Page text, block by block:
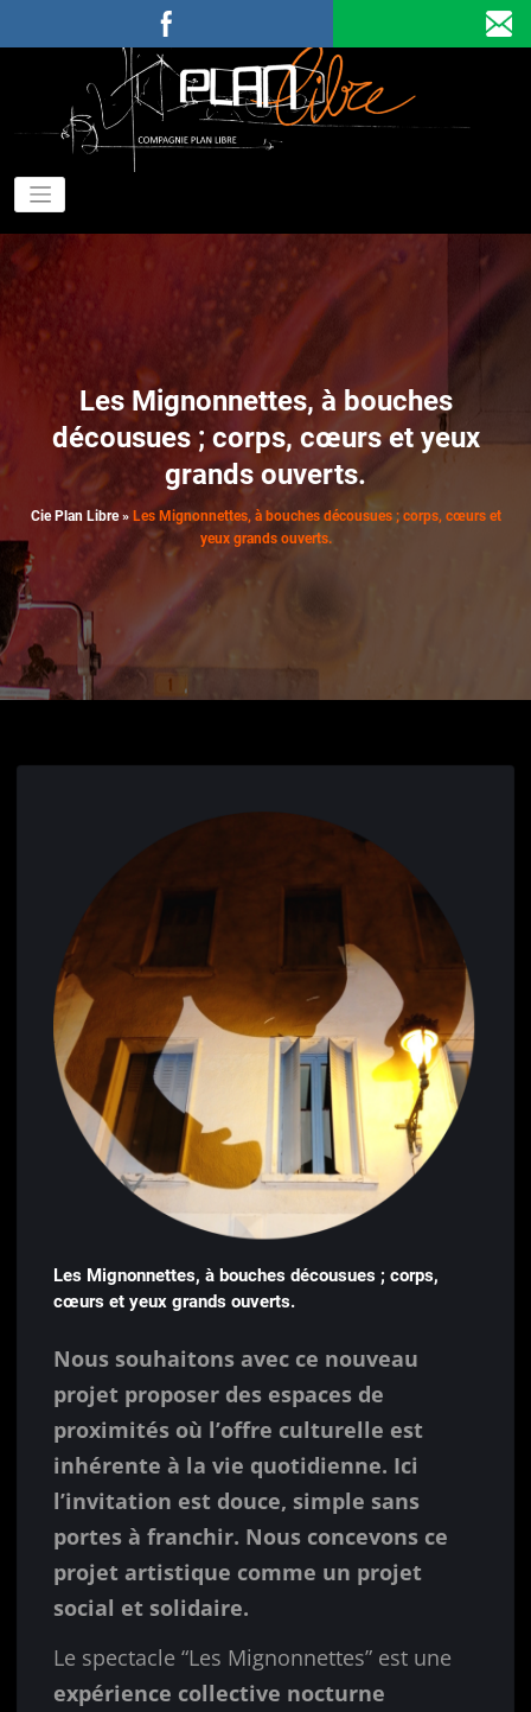
Les Mignonnettes, à bouches
décousues ; corps, cœurs et yeux
grands ouverts.
Cie Plan Libre» Les Mignonnettes, à bouches décousues ; corps, cœurs et
yeux grands ouverts.
Les Mignonnettes, à bouches décousues ; corps,
cœurs et yeux grands ouverts.
Nous souhaitons avec ce nouveau
projet proposer des espaces de
proximités où l’offre culturelle est
inhérente à la vie quotidienne. Ici
l’invitation est douce, simple sans
portes à franchir. Nous concevons ce
projet artistique comme un projet
social et solidaire.
Le spectacle “Les Mignonnettes” est une
expérience collective nocturne